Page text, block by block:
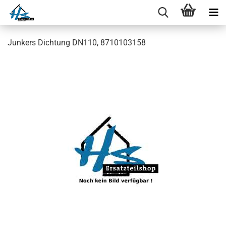
Junkers Dichtung DN110, 8710103158